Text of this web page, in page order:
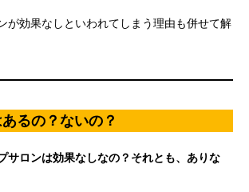
が効果なしといわれてしまう理由も併せて解
るの？ないの？
サロンは効果なしなの？それとも、ありな